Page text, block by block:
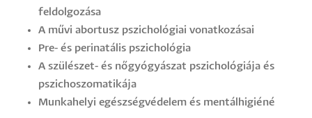
feldolgozása
A művi abortusz pszichológiai vonatkozásai
Pre- és perinatális pszichológia
A szülészet- és nőgyógyászat pszichológiája és
pszichoszomatikája
Munkahelyi egészségvédelem és mentálhigiéné